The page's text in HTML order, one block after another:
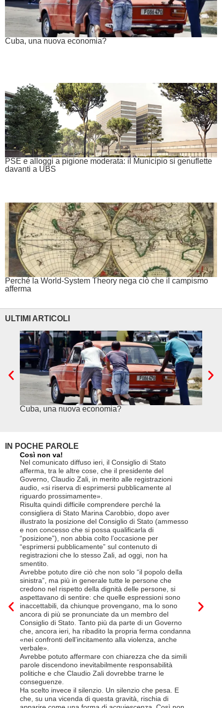
Cuba, una nuova economia?
PSE e alloggi a pigione moderata: il Municipio si genuflette
davanti a UBS
Perché la World-System Theory nega ciò che il campismo
afferma
ULTIMI ARTICOLI
Cuba, una nuova economia?
IN POCHE PAROLE
Così non va!
Nel comunicato diffuso ieri, il Consiglio di Stato
afferma, tra le altre cose, che il presidente del
Governo, Claudio Zali, in merito alle registrazioni
audio, «si riserva di esprimersi pubblicamente al
riguardo prossimamente».
Risulta quindi difficile comprendere perché la
consigliera di Stato Marina Carobbio, dopo aver
illustrato la posizione del Consiglio di Stato (ammesso
e non concesso che si possa qualificarla di
“posizione”), non abbia colto l’occasione per
“esprimersi pubblicamente” sul contenuto di
registrazioni che lo stesso Zali, ad oggi, non ha
smentito.
Avrebbe potuto dire ciò che non solo “il popolo della
sinistra”, ma più in generale tutte le persone che
credono nel rispetto della dignità delle persone, si
aspettavano di sentire: che quelle espressioni sono
inaccettabili, da chiunque provengano, ma lo sono
ancora di più se pronunciate da un membro del
Consiglio di Stato. Tanto più da parte di un Governo
che, ancora ieri, ha ribadito la propria ferma condanna
«nei confronti dell’incitamento alla violenza, anche
verbale».
Avrebbe potuto affermare con chiarezza che da simili
parole discendono inevitabilmente responsabilità
politiche e che Claudio Zali dovrebbe trarne le
conseguenze.
Ha scelto invece il silenzio. Un silenzio che pesa. E
che, su una vicenda di questa gravità, rischia di
franchi
Questa